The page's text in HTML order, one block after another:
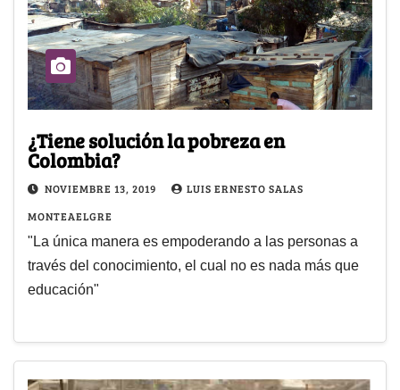
¿Tiene solución la pobreza en
Colombia?
NOVIEMBRE 13, 2019
LUIS ERNESTO SALAS
MONTEAELGRE
"La única manera es empoderando a las personas a
través del conocimiento, el cual no es nada más que
educación"